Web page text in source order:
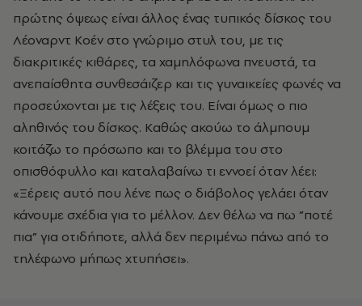
πρώτης όψεως είναι άλλος ένας τυπικός δίσκος του
Λέοναρντ Kοέν στο γνώριμο στυλ του, με τις
διακριτικές κιθάρες, τα χαμηλόφωνα πνευστά, τα
ανεπαίσθητα συνθεσάιζερ και τις γυναικείες φωνές να
προσεύχονται με τις λέξεις του. Είναι όμως ο πιο
αληθινός του δίσκος. Kαθώς ακούω το άλμπουμ
κοιτάζω το πρόσωπο και το βλέμμα του στο
οπισθόφυλλο και καταλαβαίνω τι εννοεί όταν λέει:
«Ξέρεις αυτό που λένε πως ο διάβολος γελάει όταν
κάνουμε σχέδια για το μέλλον. Δεν θέλω να πω “ποτέ
πια” για οτιδήποτε, αλλά δεν περιμένω πάνω από το
τηλέφωνο μήπως χτυπήσει».